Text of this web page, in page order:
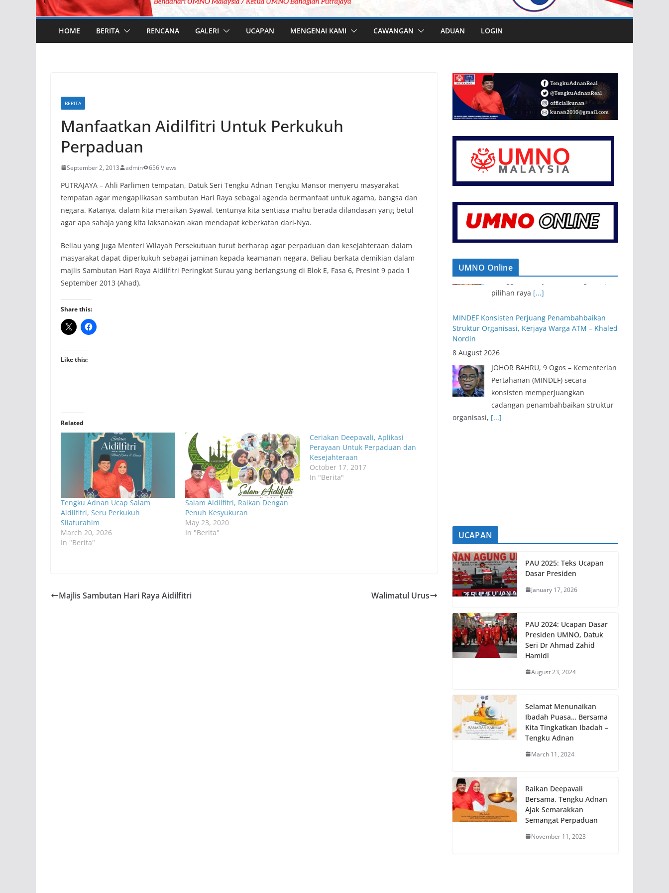
HOME BERITA RENCANA GALERI UCAPAN MENGENAI KAMI CAWANGAN ADUAN LOGIN
BERITA
Manfaatkan Aidilfitri Untuk Perkukuh
Perpaduan
September 2, 2013 admin 656 Views
PUTRAJAYA – Ahli Parlimen tempatan, Datuk Seri Tengku Adnan Tengku Mansor menyeru masyarakat
tempatan agar mengaplikasan sambutan Hari Raya sebagai agenda bermanfaat untuk agama, bangsa dan
negara. Katanya, dalam kita meraikan Syawal, tentunya kita sentiasa mahu berada dilandasan yang betul
agar apa sahaja yang kita laksanakan akan mendapat keberkatan dari-Nya.
Beliau yang juga Menteri Wilayah Persekutuan turut berharap agar perpaduan dan kesejahteraan dalam
masyarakat dapat diperkukuh sebagai jaminan kepada keamanan negara. Beliau berkata demikian dalam
majlis Sambutan Hari Raya Aidilfitri Peringkat Surau yang berlangsung di Blok E, Fasa 6, Presint 9 pada 1
September 2013 (Ahad).
Share this:
Like this:
Related
Tengku Adnan Ucap Salam
Aidilfitri, Seru Perkukuh
Silaturahim
March 20, 2026
In "Berita"
Salam Aidilfitri, Raikan Dengan
Penuh Kesyukuran
May 23, 2020
In "Berita"
Ceriakan Deepavali, Aplikasi
Perayaan Untuk Perpaduan dan
Kesejahteraan
October 17, 2017
In "Berita"
Majlis Sambutan Hari Raya Aidilfitri Walimatul Urus
UMNO Online
MINDEF Konsisten Perjuang Penambahbaikan
Struktur Organisasi, Kerjaya Warga ATM – Khaled
8 August 2026
Pertahanan (MINDEF) secara
konsisten memperjuangkan
cadangan penambahbaikan struktur
organisasi,
[...]
UMNO Perlis Sedia Tanding Solo Di Kesemua 15
DUN, Tiga Parlimen – Rozabil
UCAPAN
PAU 2025: Teks Ucapan
Dasar Presiden
January 17, 2026
PAU 2024: Ucapan Dasar
Presiden UMNO, Datuk
Seri Dr Ahmad Zahid
Hamidi
August 23, 2024
Selamat Menunaikan
Ibadah Puasa… Bersama
Kita Tingkatkan Ibadah –
Tengku Adnan
March 11, 2024
Raikan Deepavali
Bersama, Tengku Adnan
Ajak Semarakkan
Semangat Perpaduan
November 11, 2023